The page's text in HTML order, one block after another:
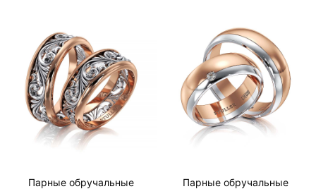
Парные обручальные
Парные обручальные